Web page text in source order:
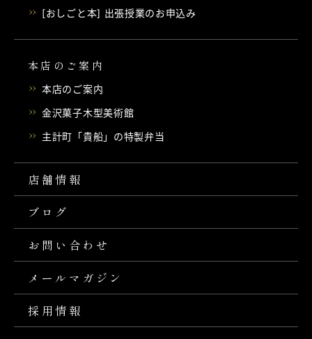
[おしごと本] 出張授業のお申込み
本店のご案内
本店のご案内
金沢菓子木型美術館
主計町「貴船」の特製弁当
店舗情報
ブログ
お問い合わせ
メールマガジン
採用情報